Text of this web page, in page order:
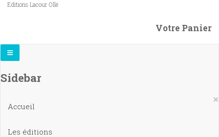
Editions Lacour Ollé
Votre Panier
Sidebar
×
Accueil
Les éditions